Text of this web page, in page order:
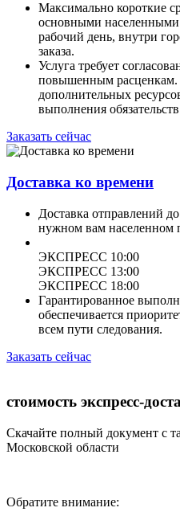
Максимально короткие
основными населенными
рабочий день, внутри
заказа.
Услуга требует
повышенным расценкам.
дополнительных
выполнения
Заказать сейчас
Доставка ко времени
Доставка отправлений
нужном вам населенном
ЭКСПРЕСС 10:00
ЭКСПРЕСС 13:00
ЭКСПРЕСС 18:00
Гарантированное
обеспечивается
всем пути следования.
Заказать сейчас
стоимость экспресс-
Скачайте полный документ с
Московской области
Обратите внимание: